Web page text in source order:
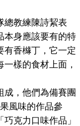
總教練陳詩絜表
本身應該要有的特
有香櫞丁，它一定
樣的食材上面，
成，他們為備賽團
風味的作品參
克力口味作品」